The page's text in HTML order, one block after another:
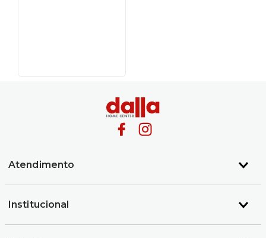
Atendimento
Institucional